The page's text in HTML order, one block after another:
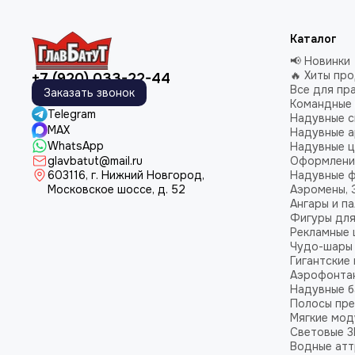
презентация продукции;
привлечение внимания покупателей.
Выставки и PR-мероприятия
выставочные стенды;
презентации брендов;
рекламные акции;
фотозоны для посетителей.
Рекламные и праздничные мероприятия
Кому подходят надувные копии
+7 (920) 033-22-44
Заказать звонок
Telegram
MAX
WhatsApp
glavbatut@mail.ru
603116, г. Нижний Новгород,
Московское шоссе, д. 52
Каталог
📢 Новинки
🔥 Хиты
Все для
Командные
Надувные
Надувные
Надувные
Надувные
Аэромены,
Ангары и
Фигуры
Рекламные
Чудо-шары
Надувные
Полосы
Мягкие
Световые
Водные